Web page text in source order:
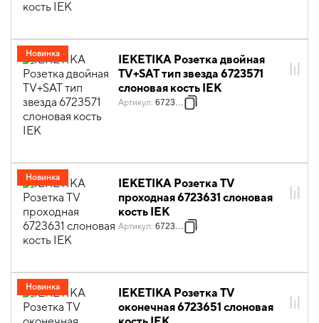
IEKETIKA Розетка двойная
TV+SAT тип звезда 6723571
слоновая кость IEK
Артикул: 6723571
Новинка
IEKETIKA Розетка TV
проходная 6723631 слоновая
кость IEK
Артикул: 6723631
Новинка
IEKETIKA Розетка TV
оконечная 6723651 слоновая
Новинка